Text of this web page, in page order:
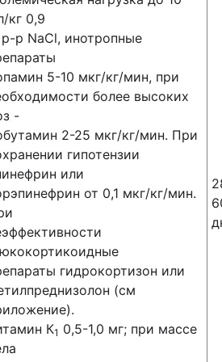
кг 0,9
р-р NaCl, инотропные
5-10 мкг/кг/мин, при
более высоких
-
2-25 мкг/кг/мин. При
гипотензии
или
от 0,1 мкг/кг/мин.
гидрокортизон или
(см
К1 0,5-1,0 мг; при массе